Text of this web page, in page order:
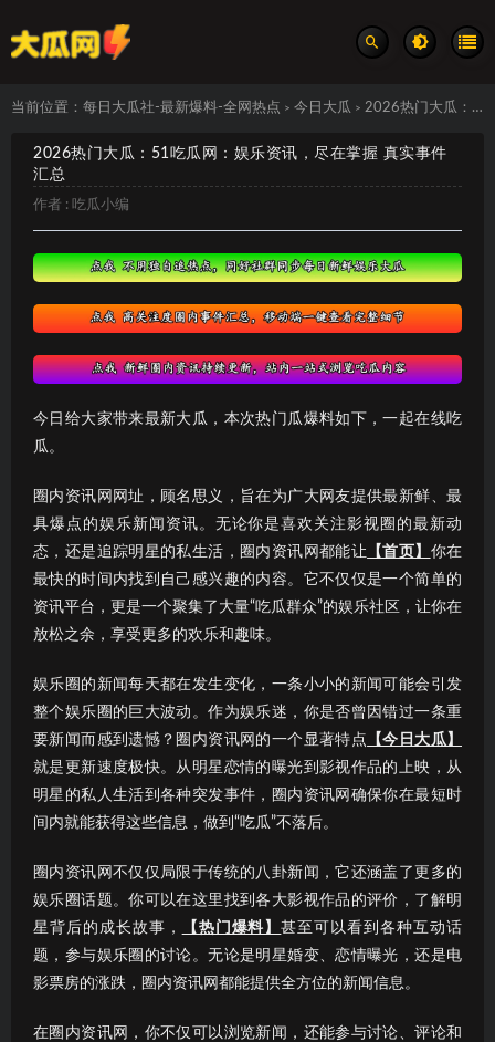
当前位置： 每日大瓜社-最新爆料-全网热点 > 今日大瓜 > 2026热门大瓜：51吃瓜网：娱乐资讯，尽在掌握 真实事件汇总
2026热门大瓜：51吃瓜网：娱乐资讯，尽在掌握 真实事件
汇总
作者 : 吃瓜小编
今日给大家带来最新大瓜，本次热门瓜爆料如下，一起在线吃
瓜。
圈内资讯网网址，顾名思义，旨在为广大网友提供最新鲜、最
具爆点的娱乐新闻资讯。无论你是喜欢关注影视圈的最新动
态，还是追踪明星的私生活，圈内资讯网都能让 【首页】 你在
最快的时间内找到自己感兴趣的内容。它不仅仅是一个简单的
资讯平台，更是一个聚集了大量“吃瓜群众”的娱乐社区，让你在
放松之余，享受更多的欢乐和趣味。
娱乐圈的新闻每天都在发生变化，一条小小的新闻可能会引发
整个娱乐圈的巨大波动。作为娱乐迷，你是否曾因错过一条重
要新闻而感到遗憾？圈内资讯网的一个显著特点 【今日大瓜】
就是更新速度极快。从明星恋情的曝光到影视作品的上映，从
明星的私人生活到各种突发事件，圈内资讯网确保你在最短时
间内就能获得这些信息，做到“吃瓜”不落后。
圈内资讯网不仅仅局限于传统的八卦新闻，它还涵盖了更多的
娱乐圈话题。你可以在这里找到各大影视作品的评价，了解明
星背后的成长故事，
【热门爆料】甚至可以看到各种互动话
题，参与娱乐圈的讨论。无论是明星婚变、恋情曝光，还是电
影票房的涨跌，圈内资讯网都能提供全方位的新闻信息。
在圈内资讯网，你不仅可以浏览新闻，还能参与讨论、评论和